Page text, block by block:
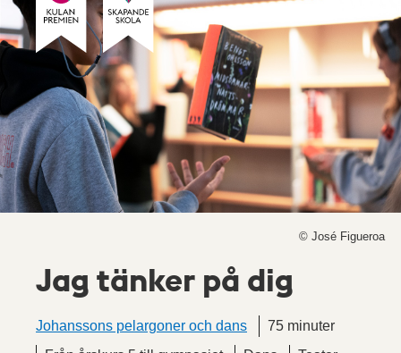
© José Figueroa
Jag tänker på dig
Johanssons pelargoner och dans
75 minuter